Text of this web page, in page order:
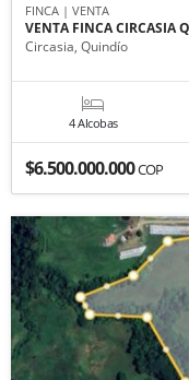
FINCA | VENTA
VENTA FINCA CIRCASIA
Circasia, Quindío
4 Alcobas
$6.500.000.000COP